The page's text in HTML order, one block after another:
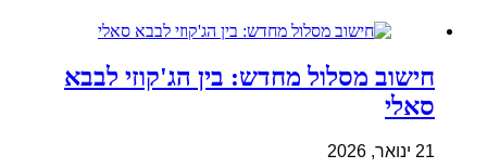
חישוב מסלול מחדש: בין הג'קוזי לבבא
סאלי
21 ינואר, 2026